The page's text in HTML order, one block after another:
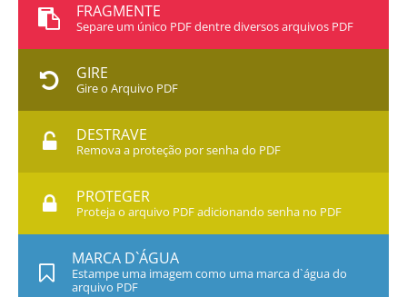
FRAGMENTE
Separe um único PDF dentre diversos arquivos PDF
GIRE
Gire o Arquivo PDF
DESTRAVE
Remova a proteção por senha do PDF
PROTEGER
Proteja o arquivo PDF adicionando senha no PDF
MARCA D`ÁGUA
Estampe uma imagem como uma marca d`água do
arquivo PDF